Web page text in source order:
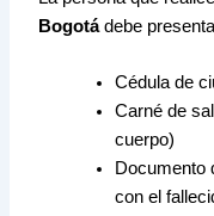
Bogotádebe
Cédula de
Carné de
cuerpo)
Documento
con el